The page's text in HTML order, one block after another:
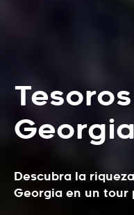
Georgia
Descubra la
Georgia en un tour